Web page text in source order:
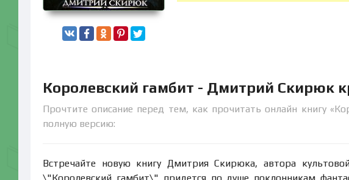
Королевский гамбит - Дмитрий Скирюк
Прочтите описание перед тем, как прочитать онлайн книгу
полную версию:
Встречайте новую книгу Дмитрия Скирюка, автора